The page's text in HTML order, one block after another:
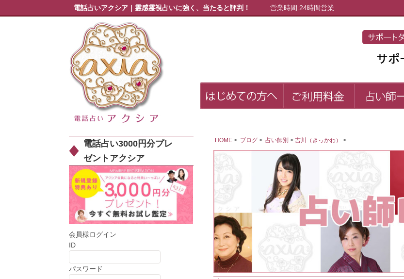
電話占いアクシア｜霊感霊視占いに強く、当たると評判！ 営業時間:24時間営業
電話占い3000円分プレ
ゼントアクシア
会員様ログイン
ID
パスワード
HOME> ブログ> 占い師別 > 吉川（きっかわ） >